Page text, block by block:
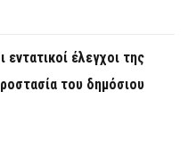
εντατικοί έλεγχοι της
του δημόσιου